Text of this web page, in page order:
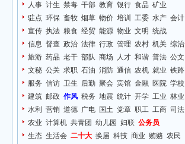
人事 计生 禁毒 干部 教育 银行 食品 矿业
驻点 环保 畜牧 烟草 物价 培训 工委 水产 会计
宣传 执法 粮食 经贸 能源 物业 文明 统战
信息 督查 政治 法律 行政 管理 农村 机关 综治
旅游 药品 老干 部队 商场 人才 和谐 普法 公文
文秘 公关 求职 石油 消防 通信 农机 就业 铁路
服务 信访 卫生 后勤 聚会 宾馆 金融 医院 学校
建筑 邮政 作风 税务 地震 统计 开学 工业 林业
水利
营销 道德 广电 国土 党章 职工 工商 司法
农业 计算机 共青团 幼儿园 妇联 公务员
生态 生活会 二十大 换届 科技 商业 贿赂 农民